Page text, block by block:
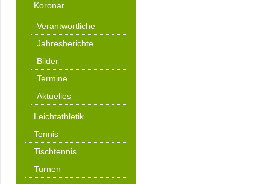
Koronar
Verantwortliche
Jahresberichte
Bilder
Termine
Aktuelles
Leichtathletik
Tennis
Tischtennis
Turnen